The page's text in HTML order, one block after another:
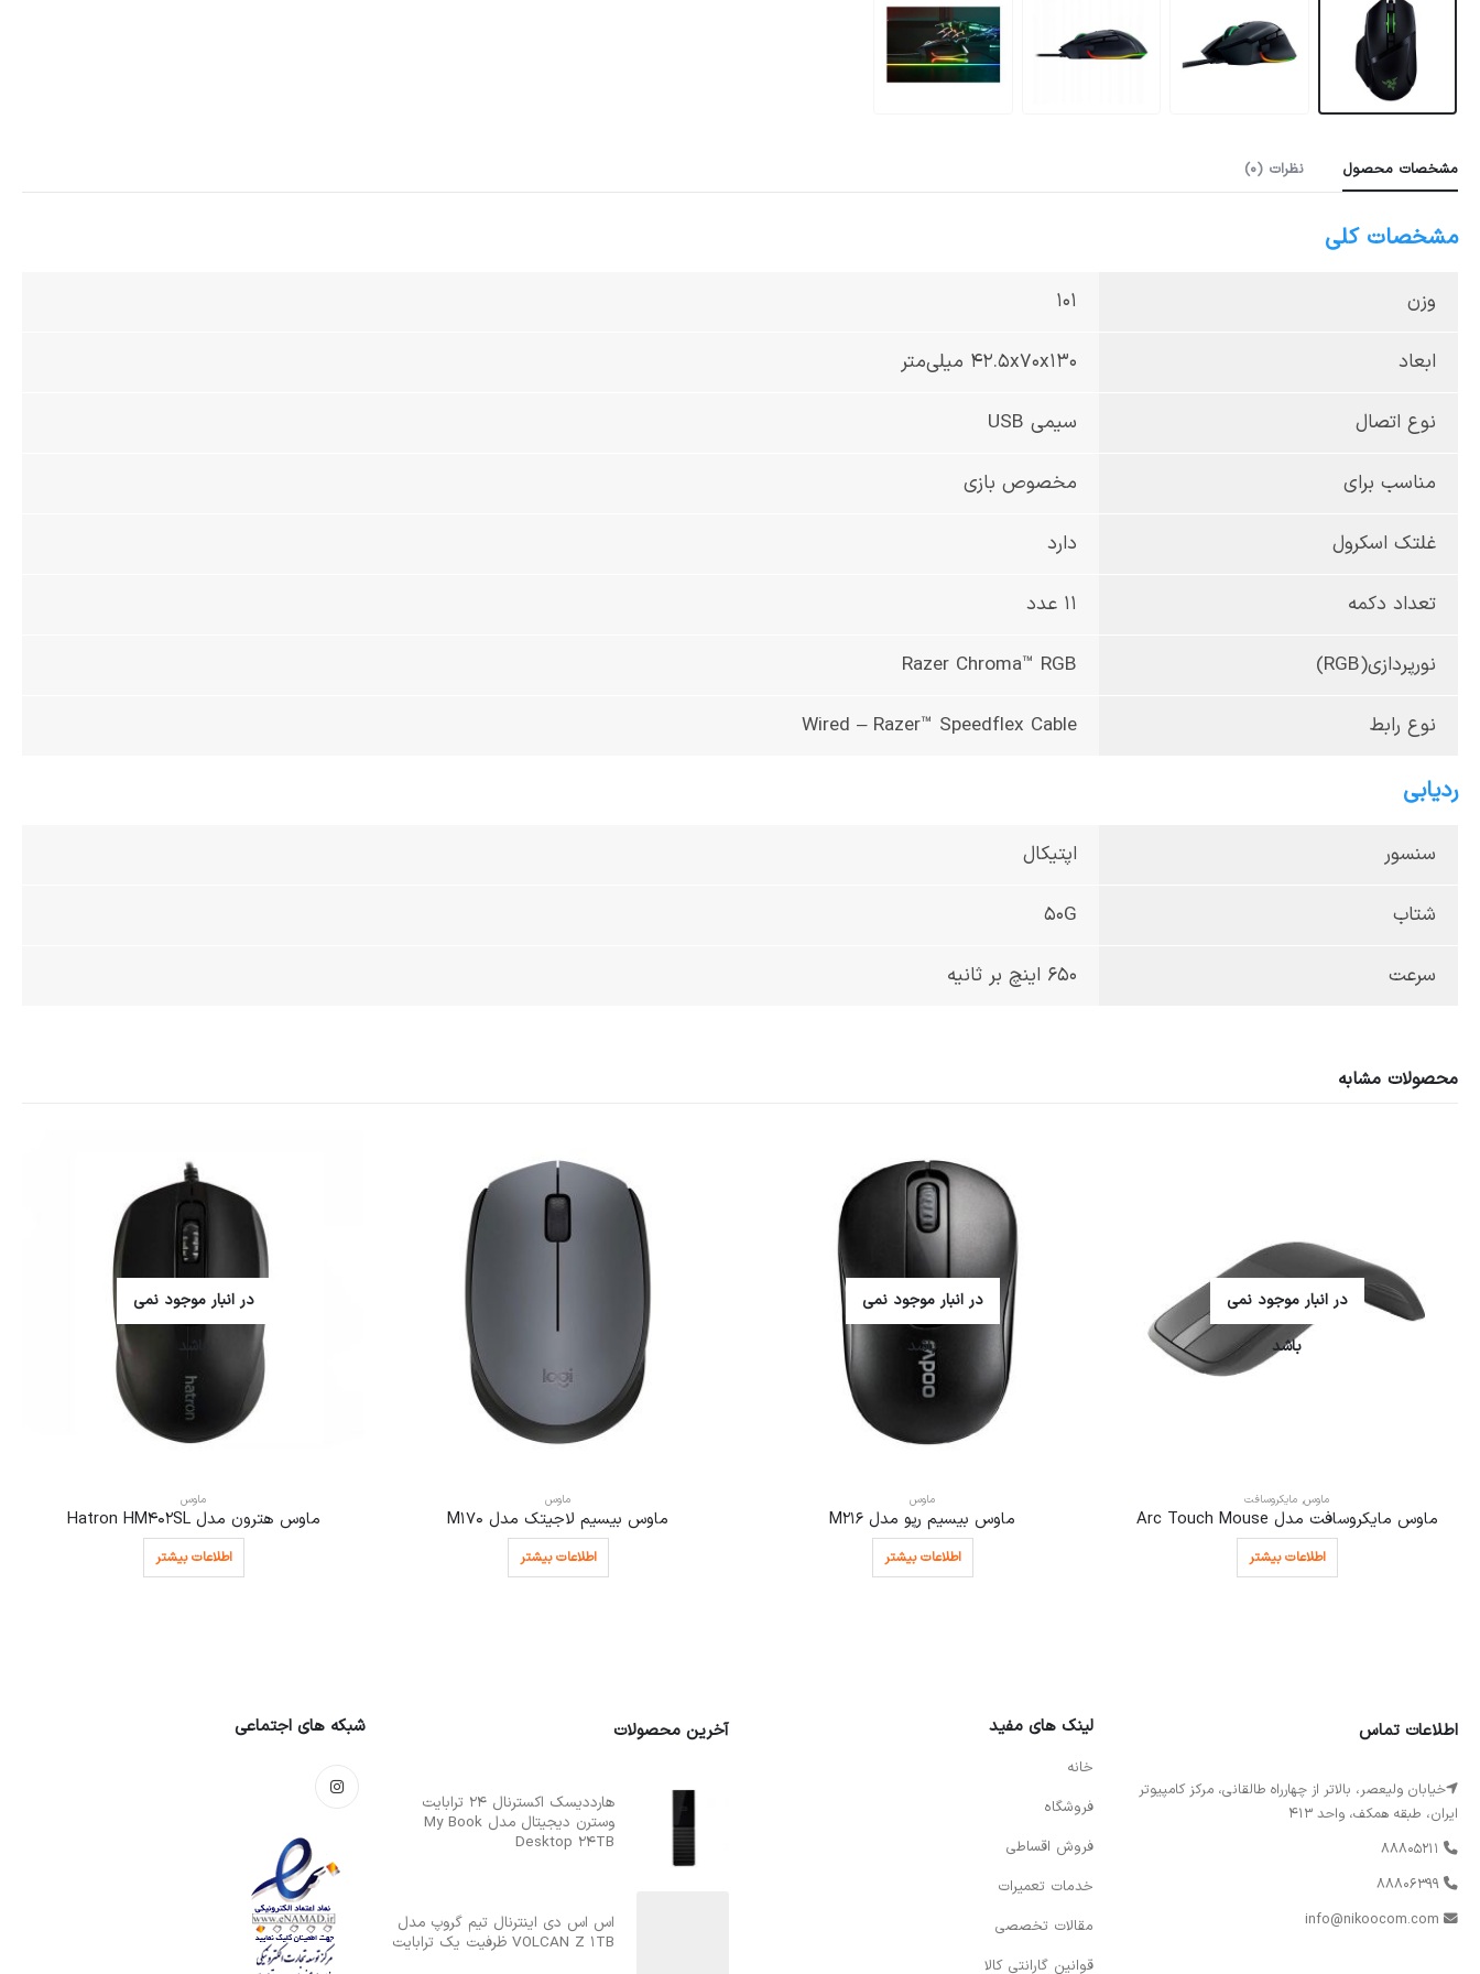
مشخصات محصول نظرات (0)
مشخصات کلی
وزن 101
ابعاد 42.5x70x130 میلی‌متر
نوع اتصال سیمی USB
مناسب برای مخصوص بازی
غلتک اسکرول دارد
تعداد دکمه 11 عدد
نورپردازی(RGB) Razer Chroma™ RGB
نوع رابط Wired – Razer™ Speedflex Cable
ردیابی
سنسور اپتیکال
شتاب 50G
سرعت 650 اینچ بر ثانیه
محصولات مشابه
در انبار موجود نمی
باشد
ماوس, مایکروسافت
ماوس مایکروسافت مدل Arc Touch Mouse
اطلاعات بیشتر
در انبار موجود نمی
باشد
ماوس
ماوس بیسیم رپو مدل M216
اطلاعات بیشتر
ماوس
ماوس بیسیم لاجیتک مدل M170
اطلاعات بیشتر
در انبار موجود نمی
باشد
ماوس
ماوس هترون مدل Hatron HM402SL
اطلاعات بیشتر
اطلاعات تماس
خیابان ولیعصر، بالاتر از چهارراه طالقانی، مرکز کامپیوتر
ایران، طبقه همکف، واحد 413
88805211
88806399
info@nikoocom.com
لینک های مفید
خانه
فروشگاه
فروش اقساطی
خدمات تعمیرات
مقالات تخصصی
قوانین گارانتی کالا
آخرین محصولات
هارددیسک اکسترنال 24 ترابایت
وسترن دیجیتال مدل My Book
Desktop 24TB
اس اس دی اینترنال تیم گروپ مدل
VOLCAN Z 1TB ظرفیت یک ترابایت
شبکه های اجتماعی